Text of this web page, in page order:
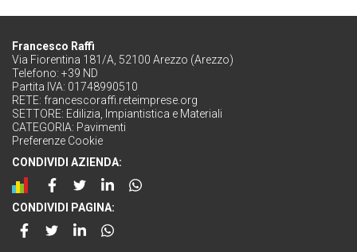
Francesco Raffi
Via Fiorentina 181/A, 52100 Arezzo (Arezzo)
Telefono: +39 ND
Partita IVA: 01748990510
RETE: francescoraffi.reteimprese.org
SETTORE: Edilizia, Impiantistica e Materiali
CATEGORIA: Pavimenti
Preferenze Cookie
CONDIVIDI AZIENDA:
CONDIVIDI PAGINA: